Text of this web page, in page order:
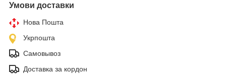
Умови доставки
Нова Пошта
Укрпошта
Самовывоз
Доставка за кордон